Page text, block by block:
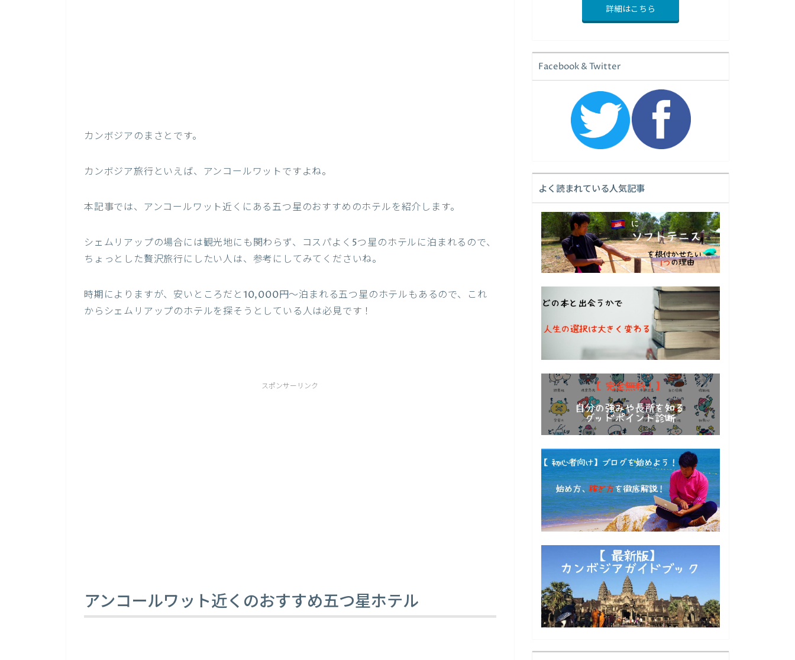
カンボジアのまさとです。
カンボジア旅行といえば、アンコールワットですよね。
本記事では、アンコールワット近くにある五つ星のおすすめのホテルを紹介します。
シェムリアップの場合には観光地にも関わらず、コスパよく5つ星のホテルに泊まれるので、
ちょっとした贅沢旅行にしたい人は、参考にしてみてくださいね。
時期によりますが、安いところだと10,000円〜泊まれる五つ星のホテルもあるので、これ
からシェムリアップのホテルを探そうとしている人は必見です！
スポンサーリンク
アンコールワット近くのおすすめ五つ星ホテル
詳細はこちら
Facebook & Twitter
よく読まれている人気記事